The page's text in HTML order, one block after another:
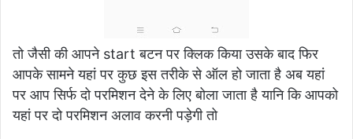
तो जैसी की आपने start बटन पर क्लिक किया उसके बाद फिर
आपके सामने यहां पर कुछ इस तरीके से ऑल हो जाता है अब यहां
पर आप सिर्फ दो परमिशन देने के लिए बोला जाता है यानि कि आपको
यहां पर दो परमिशन अलाव करनी पड़ेगी तो